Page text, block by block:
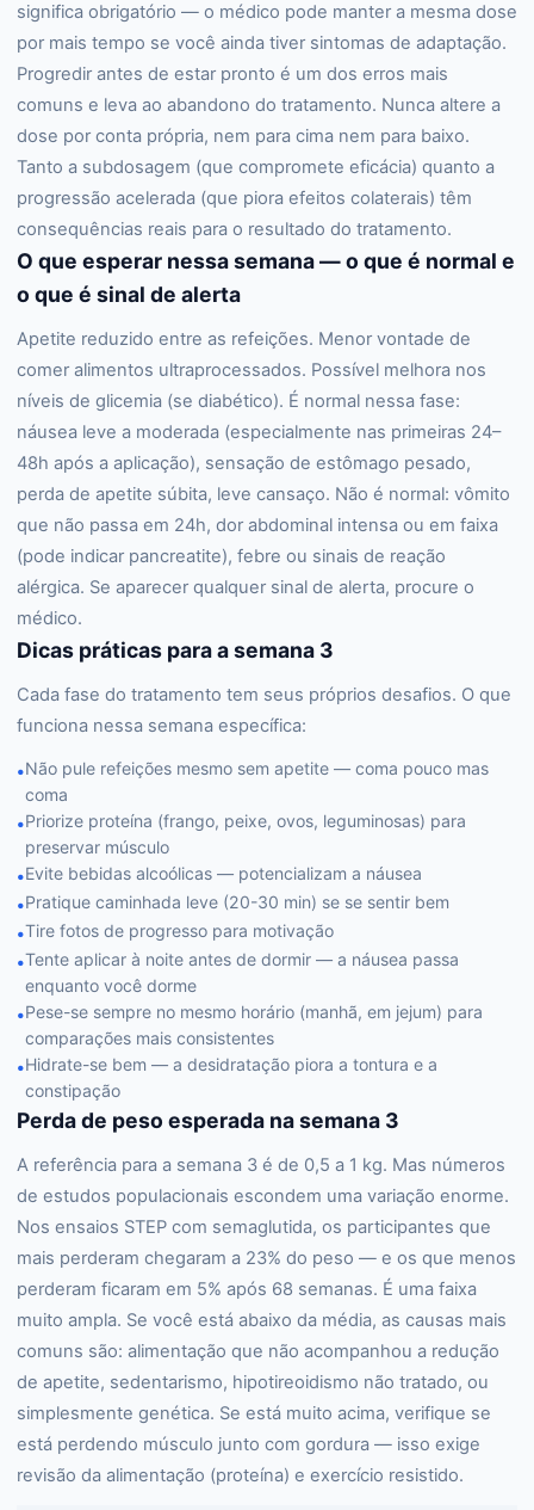
significa obrigatório — o médico pode manter a mesma dose
por mais tempo se você ainda tiver sintomas de adaptação.
Progredir antes de estar pronto é um dos erros mais
comuns e leva ao abandono do tratamento. Nunca altere a
dose por conta própria, nem para cima nem para baixo.
Tanto a subdosagem (que compromete eficácia) quanto a
progressão acelerada (que piora efeitos colaterais) têm
consequências reais para o resultado do tratamento.
O que esperar nessa semana — o que é normal e
o que é sinal de alerta
Apetite reduzido entre as refeições. Menor vontade de
comer alimentos ultraprocessados. Possível melhora nos
níveis de glicemia (se diabético). É normal nessa fase:
náusea leve a moderada (especialmente nas primeiras 24–
48h após a aplicação), sensação de estômago pesado,
perda de apetite súbita, leve cansaço. Não é normal: vômito
que não passa em 24h, dor abdominal intensa ou em faixa
(pode indicar pancreatite), febre ou sinais de reação
alérgica. Se aparecer qualquer sinal de alerta, procure o
médico.
Dicas práticas para a semana 3
Cada fase do tratamento tem seus próprios desafios. O que
funciona nessa semana específica:
•Não pule refeições mesmo sem apetite — coma pouco mas
coma
•Priorize proteína (frango, peixe, ovos, leguminosas) para
preservar músculo
•Evite bebidas alcoólicas — potencializam a náusea
•Pratique caminhada leve (20-30 min) se se sentir bem
•Tire fotos de progresso para motivação
•Tente aplicar à noite antes de dormir — a náusea passa
enquanto você dorme
•Pese-se sempre no mesmo horário (manhã, em jejum) para
comparações mais consistentes
•Hidrate-se bem — a desidratação piora a tontura e a
constipação
Perda de peso esperada na semana 3
A referência para a semana 3 é de 0,5 a 1 kg. Mas números
de estudos populacionais escondem uma variação enorme.
Nos ensaios STEP com semaglutida, os participantes que
mais perderam chegaram a 23% do peso — e os que menos
perderam ficaram em 5% após 68 semanas. É uma faixa
muito ampla. Se você está abaixo da média, as causas mais
comuns são: alimentação que não acompanhou a redução
de apetite, sedentarismo, hipotireoidismo não tratado, ou
simplesmente genética. Se está muito acima, verifique se
está perdendo músculo junto com gordura — isso exige
revisão da alimentação (proteína) e exercício resistido.